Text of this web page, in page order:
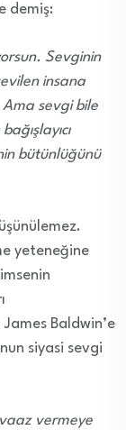
demiş:
Sevginin
insana
Ama sevgi bile
bütünlüğünü
yeteneğine
Baldwin’e
siyasi sevgi
vermeye